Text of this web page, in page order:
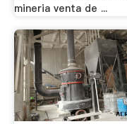
mineria venta de ...